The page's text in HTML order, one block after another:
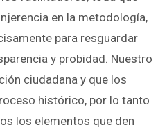
en la metodología,
para resguardar
y probidad. Nuestro
ciudadana y que los
histórico, por lo tanto
los elementos que den